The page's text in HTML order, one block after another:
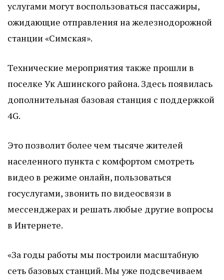
услугами могут воспользоваться пассажиры,
ожидающие отправления на железнодорожной
станции «Симская».
Технические мероприятия также прошли в
поселке Ук Ашинского района. Здесь появилась
дополнительная базовая станция с поддержкой
4G.
Это позволит более чем тысяче жителей
населенного пункта с комфортом смотреть
видео в режиме онлайн, пользоваться
госуслугами, звонить по видеосвязи в
мессенджерах и решать любые другие вопросы
в Интернете.
«За годы работы мы построили масштабную
сеть базовых станций. Мы уже подсвечиваем